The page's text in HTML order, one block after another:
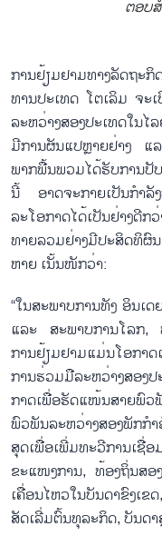
ຕອບ​
ການ​ຢ້ຽມ​ຢາມ​ທາງ​ລັດ​ຖະ​
ທານ​ປະ​ເທດ ໂຕ​ເລິມ ຈະ​
ລະ​ຫວ່າງ​ສອງ​ປະ​ເທດ​ໃນ​
ມີ​ການ​ຜັນ​ແປຫຼາຍ​ຢ່າງ ແ
ພາກ​ພື້ນ​ພວມ​ໄດ້​ຮັບ​ການ​​ປັ
ນີ້ ອາດ​ຈະ​ກາຍ​ເປັນ​ກຳ​ລັ
ລະ​ໂອ​ກາດ​ໄດ້​ເປັນ​ຢ່າງ​ດີ
ທາຍ​ລວມ​ຢ່າງ​ມີ​ປະ​ສິດ​ທິ​
ຫາຍ ເນັ້ນ​ໜັກ​ວ່າ:
“ໃນ​ສະ​ພາບ​ການ​ທັງ​ ອິນ​ເ
ແລະ ສະ​ພາບ​ການ​ໂລກ,
ການ​ຢ້ຽມ​ຢ​າມ​ແມ່ນ​ໂອ​ກາ
ການ​ຮ່ວມ​ມື​ລະ​ຫວ່າງ​ສອງ​
ກາດ​ເພື່ອ​ຮັດ​ແໜ້ນ​ສາຍ​ພົວ​
ພົວ​ພັນ​ລະ​ຫວ່າງ​ສອງ​ພັກ​ກ
ສຸດ​ເພື່ອ​ເພີ່ມ​ທະ​ວີ​ການ​ເຊື່
ຂະ​ແໜງ​ການ, ທ້ອງ​ຖິ່ນ​ສ
ເຄື່ອນ​ໄຫວ​ໃນ​ບັນ​ດ​າ​ຂົງ​ເ
ສັດ​ເລີ່ມ​ຕົ້ນ​ທຸ​ລະ​ກິດ, ບັນ​ດ